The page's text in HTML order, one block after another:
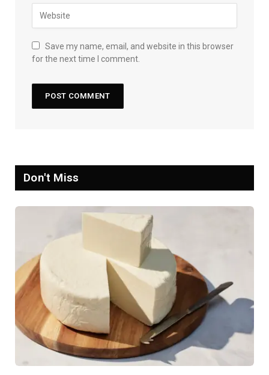
Save my name, email, and website in this browser
for the next time I comment.
Don't Miss